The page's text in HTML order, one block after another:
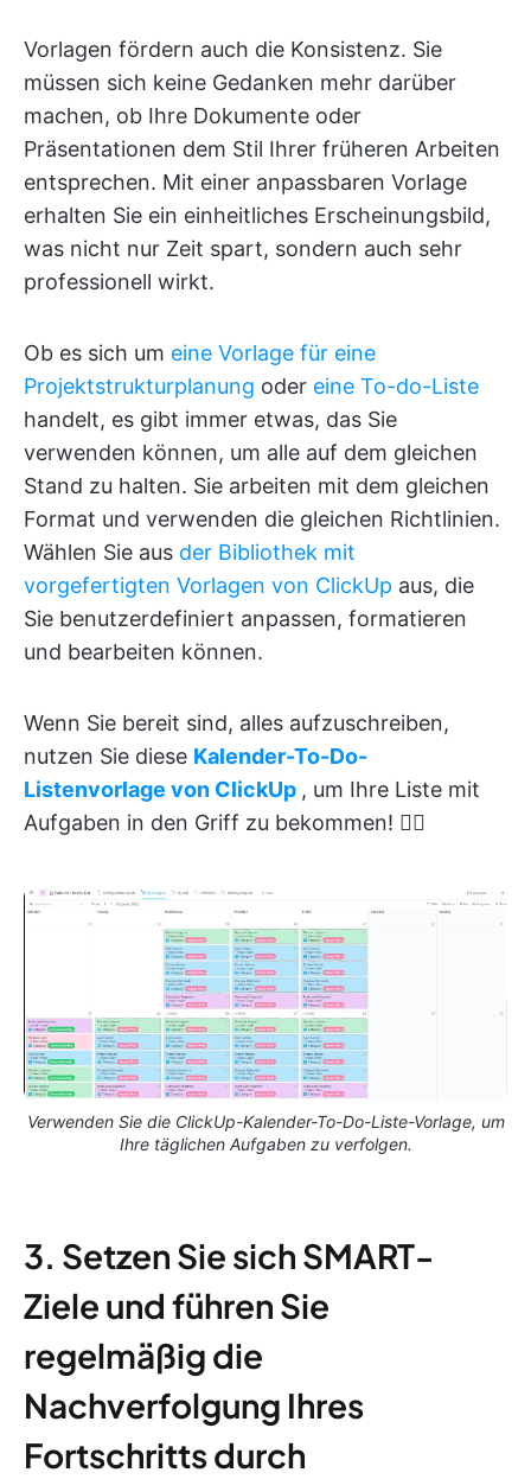
Vorlagen fördern auch die Konsistenz. Sie
müssen sich keine Gedanken mehr darüber
machen, ob Ihre Dokumente oder
Präsentationen dem Stil Ihrer früheren Arbeiten
entsprechen. Mit einer anpassbaren Vorlage
erhalten Sie ein einheitliches Erscheinungsbild,
was nicht nur Zeit spart, sondern auch sehr
professionell wirkt.
Ob es sich um eine Vorlage für eine
Projektstrukturplanung oder eine To-do-Liste
handelt, es gibt immer etwas, das Sie
verwenden können, um alle auf dem gleichen
Stand zu halten. Sie arbeiten mit dem gleichen
Format und verwenden die gleichen Richtlinien.
Wählen Sie aus der Bibliothek mit
vorgefertigten Vorlagen von ClickUp aus, die
Sie benutzerdefiniert anpassen, formatieren
und bearbeiten können.
Wenn Sie bereit sind, alles aufzuschreiben,
nutzen Sie diese Kalender-To-Do-
Listenvorlage von ClickUp , um Ihre Liste mit
Aufgaben in den Griff zu bekommen! 👇🏼
Verwenden Sie die ClickUp-Kalender-To-Do-Liste-Vorlage, um
Ihre täglichen Aufgaben zu verfolgen.
3. Setzen Sie sich SMART-
Ziele und führen Sie
regelmäßig die
Nachverfolgung Ihres
Fortschritts durch